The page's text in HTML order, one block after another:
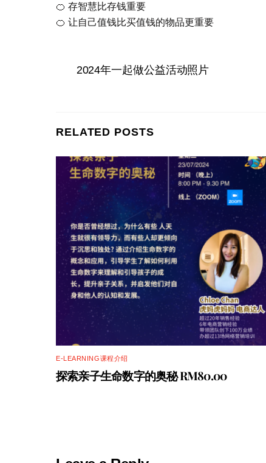
🍊 存智慧比存钱重要
🍊 让自己值钱比买值钱的物品更重要
2024年一起做公益活动照片
RELATED POSTS
E-LEARNING课程介绍
探索亲子生命数字的奥秘 RM80.00